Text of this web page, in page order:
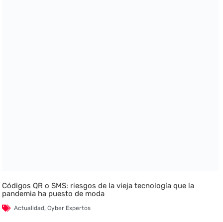
Códigos QR o SMS: riesgos de la vieja tecnología que la
pandemia ha puesto de moda
Actualidad,Cyber Expertos